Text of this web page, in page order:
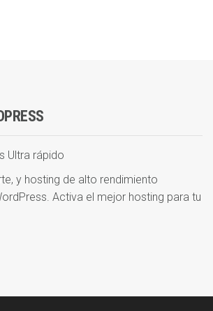
Ultra rápido
y hosting de alto rendimiento
Activa el mejor hosting para tu